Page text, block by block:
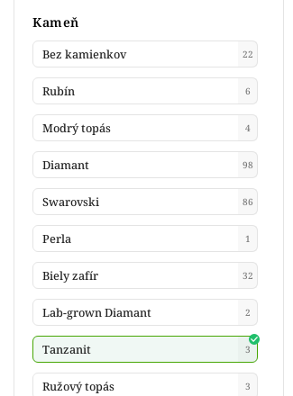
Kameň
Bez kamienkov 22
Rubín 6
Modrý topás 4
Diamant 98
Swarovski 86
Perla 1
Biely zafír 32
Lab-grown Diamant 2
Tanzanit 3
Ružový topás 3